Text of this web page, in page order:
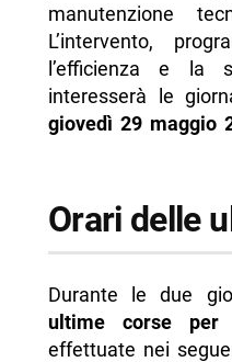
manutenzione
L’intervento,
l’efficienza e la
interesserà le
giovedì 29 maggio
Orari delle
Durante le due
ultime corse per
effettuate nei